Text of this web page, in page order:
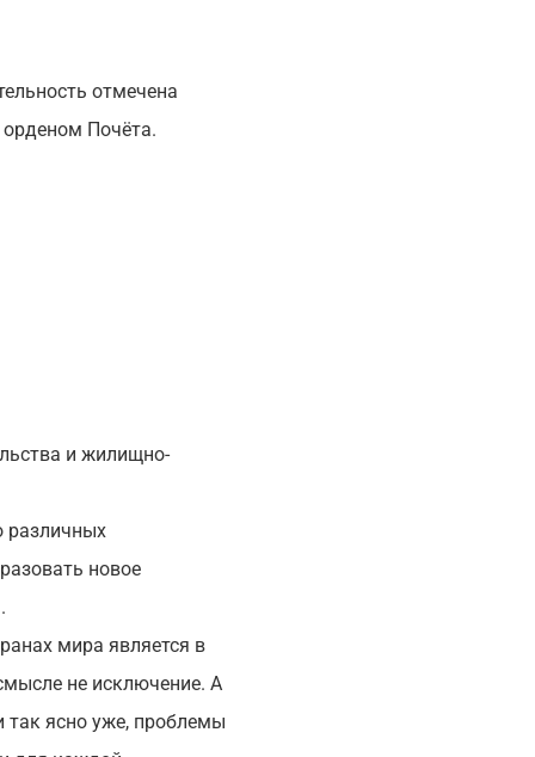
отмечена
Почёта.
и жилищно-
различных
новое
мира является в
не исключение. А
так ясно уже, проблемы